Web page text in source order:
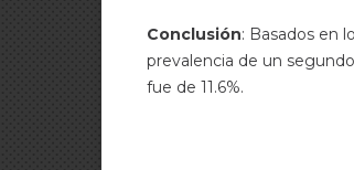
Conclusión: Basados en
prevalencia de un
fue de 11.6%.